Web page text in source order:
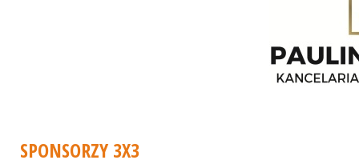
SPONSORZY 3X3